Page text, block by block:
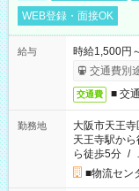
WEB登録・面接OK
給与
時給1,500円
交通費別
交通費 ■ 交
勤務地
大阪市天王寺
天王寺駅か
ら徒歩5分 /
■物流セン